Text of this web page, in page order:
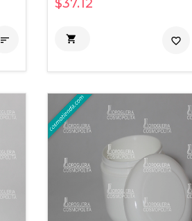

$37.12
 favorite_border